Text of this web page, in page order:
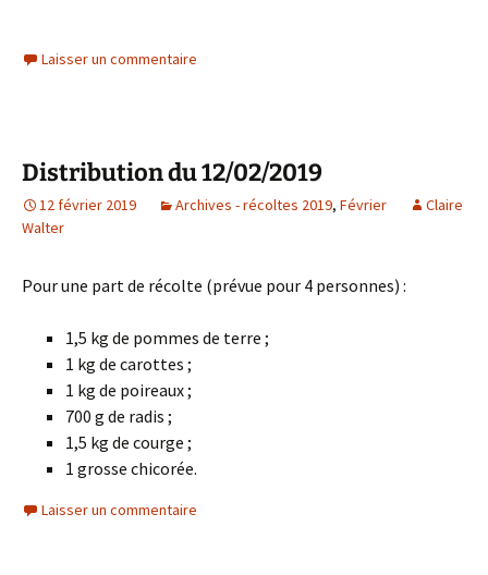
Laisser un commentaire
Distribution du 12/02/2019
12 février 2019 Archives - récoltes 2019, Février
Claire
Walter
Pour une part de récolte (prévue pour 4 personnes) :
1,5 kg de pommes de terre ;
1 kg de carottes ;
1 kg de poireaux ;
700 g de radis ;
1,5 kg de courge ;
1 grosse chicorée.
Laisser un commentaire